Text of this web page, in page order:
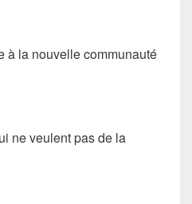
à la nouvelle communauté
ne veulent pas de la